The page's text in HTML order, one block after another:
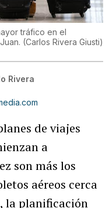
tráfico en el
(Carlos Rivera Giusti)
Rivera
de viajes
a
son más los
aéreos cerca
la planificación